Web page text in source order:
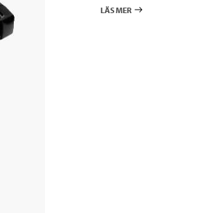
LÄS MER